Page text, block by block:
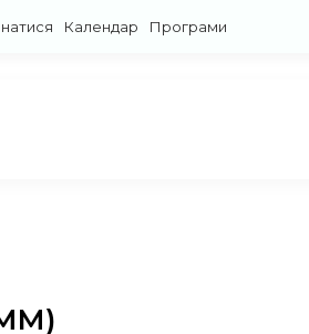
Календар Програми